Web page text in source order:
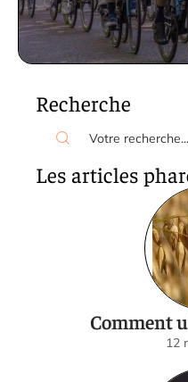
Recherche
Les articles
Comment
12